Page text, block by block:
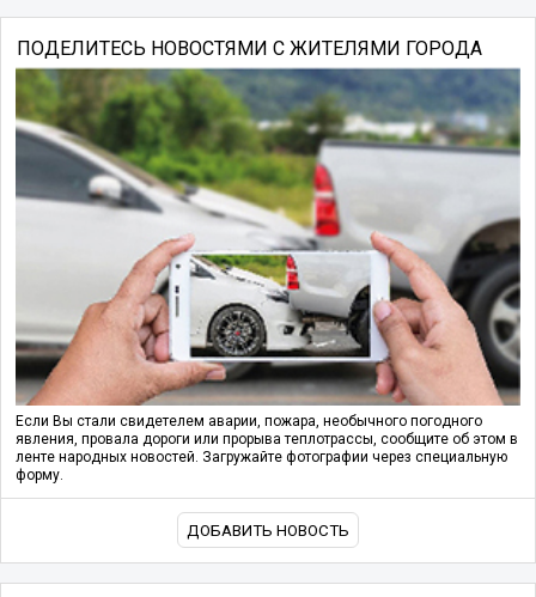
ПОДЕЛИТЕСЬ НОВОСТЯМИ С ЖИТЕЛЯМИ ГОРОДА
Если Вы стали свидетелем аварии, пожара, необычного погодного
явления, провала дороги или прорыва теплотрассы, сообщите об этом в
ленте народных новостей. Загружайте фотографии через специальную
форму.
ДОБАВИТЬ НОВОСТЬ